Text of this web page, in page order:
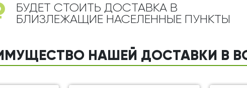
БУДЕТ СТОИТЬ ДОСТАВКА В
БЛИЗЛЕЖАЩИЕ НАСЕЛЕННЫЕ ПУНКТЫ
НАШЕЙ ДОСТАВКИ В